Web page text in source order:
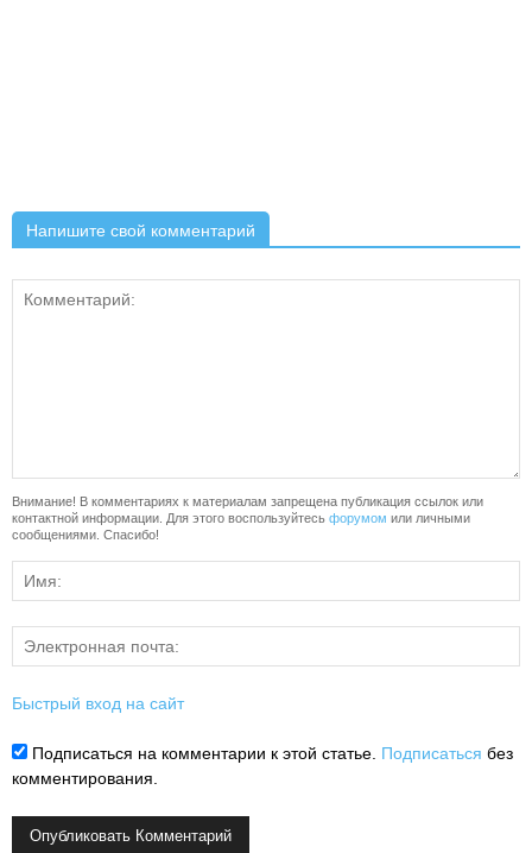
Напишите свой комментарий
Внимание! В комментариях к материалам запрещена публикация ссылок или
контактной информации. Для этого воспользуйтесь форумом или личными
сообщениями. Спасибо!
Быстрый вход на сайт
Подписаться на комментарии к этой статье. Подписаться без
комментирования.